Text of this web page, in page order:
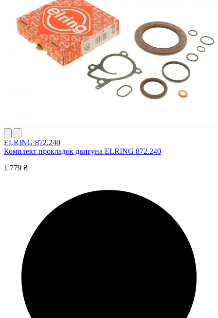
ELRING 872.240
Комплект прокладок двигуна ELRING 872.240
1 779 ₴